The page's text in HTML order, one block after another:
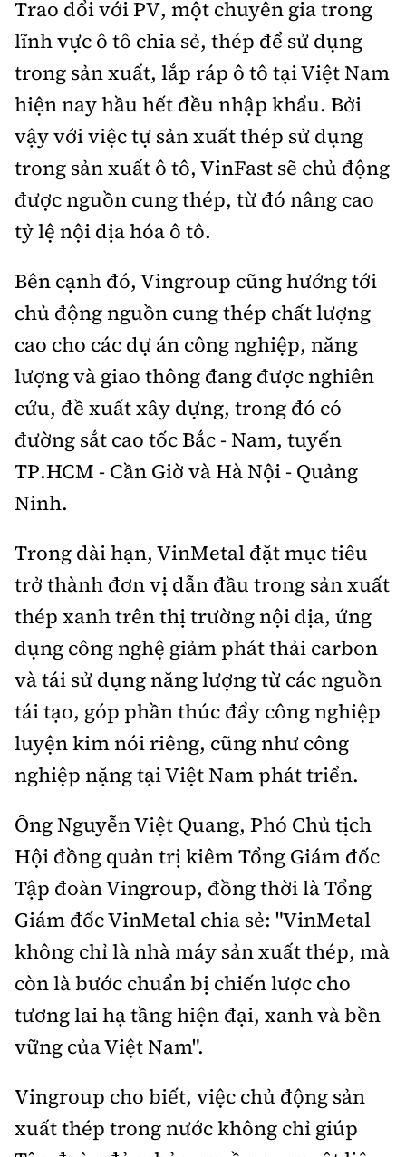
Trao đổi với PV, một chuyên gia trong
lĩnh vực ô tô chia sẻ, thép để sử dụng
trong sản xuất, lắp ráp ô tô tại Việt Nam
hiện nay hầu hết đều nhập khẩu. Bởi
vậy với việc tự sản xuất thép sử dụng
trong sản xuất ô tô, VinFast sẽ chủ động
được nguồn cung thép, từ đó nâng cao
tỷ lệ nội địa hóa ô tô.
Bên cạnh đó, Vingroup cũng hướng tới
chủ động nguồn cung thép chất lượng
cao cho các dự án công nghiệp, năng
lượng và giao thông đang được nghiên
cứu, đề xuất xây dựng, trong đó có
đường sắt cao tốc Bắc - Nam, tuyến
TP.HCM - Cần Giờ và Hà Nội - Quảng
Ninh.
Trong dài hạn, VinMetal đặt mục tiêu
trở thành đơn vị dẫn đầu trong sản xuất
thép xanh trên thị trường nội địa, ứng
dụng công nghệ giảm phát thải carbon
và tái sử dụng năng lượng từ các nguồn
tái tạo, góp phần thúc đẩy công nghiệp
luyện kim nói riêng, cũng như công
nghiệp nặng tại Việt Nam phát triển.
Ông Nguyễn Việt Quang, Phó Chủ tịch
Hội đồng quản trị kiêm Tổng Giám đốc
Tập đoàn Vingroup, đồng thời là Tổng
Giám đốc VinMetal chia sẻ: "VinMetal
không chỉ là nhà máy sản xuất thép, mà
còn là bước chuẩn bị chiến lược cho
tương lai hạ tầng hiện đại, xanh và bền
vững của Việt Nam".
Vingroup cho biết, việc chủ động sản
xuất thép trong nước không chỉ giúp